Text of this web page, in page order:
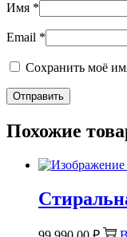
Имя *
Email *
Сохранить моё
Похожие